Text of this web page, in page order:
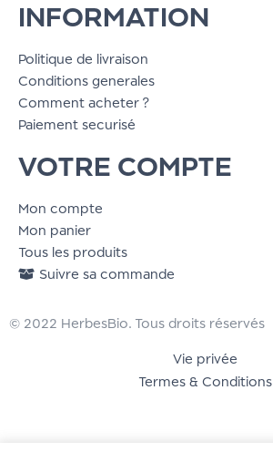
INFORMATION
Politique de livraison
Conditions generales
Comment acheter ?
Paiement securisé
VOTRE COMPTE
Mon compte
Mon panier
Tous les produits
Suivre sa commande
© 2022 HerbesBio. Tous droits réservés
Vie privée
Termes & Conditions